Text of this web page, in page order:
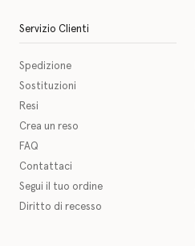
Servizio Clienti
Spedizione
Sostituzioni
Resi
Crea un reso
FAQ
Contattaci
Segui il tuo ordine
Diritto di recesso